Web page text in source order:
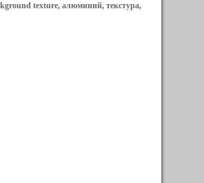
texture, алюминий, текстура,